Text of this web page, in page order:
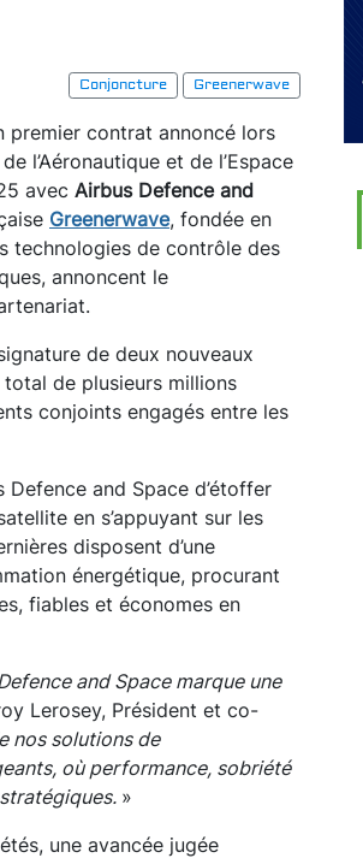
Conjoncture
Greenerwave
premier contrat annoncé lors
l’Aéronautique et de l’Espace
avec Airbus Defence and
Greenerwave, fondée en
technologies de contrôle des
annoncent le
de deux nouveaux
de plusieurs millions
conjoints engagés entre les
and Space d’étoffer
en s’appuyant sur les
disposent d’une
énergétique, procurant
fiables et économes en
and Space marque une
Lerosey, Président et co-
nos solutions de
où performance, sobriété
»
une avancée jugée